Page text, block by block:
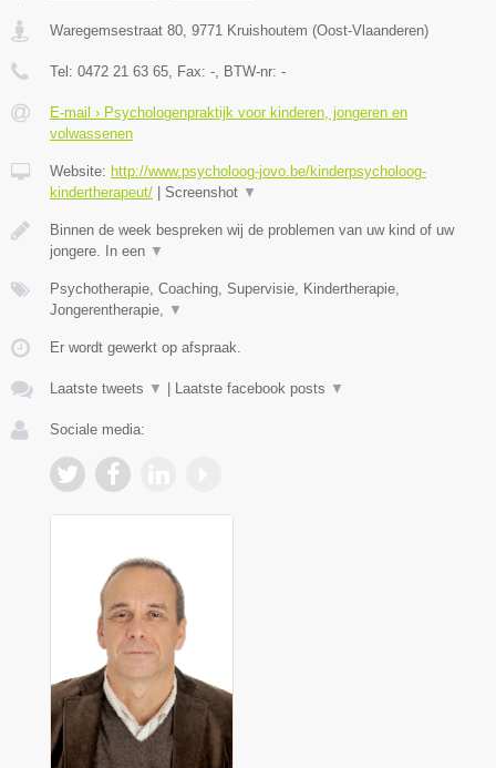
Waregemsestraat 80, 9771 Kruishoutem (Oost-Vlaanderen)
Tel: 0472 21 63 65, Fax: -, BTW-nr: -
E-mail › Psychologenpraktijk voor kinderen, jongeren en
volwassenen
Website: http://www.psycholoog-jovo.be/kinderpsycholoog-
kindertherapeut/
Screenshot ▼
Binnen de week bespreken wij de problemen van uw kind of uw
jongere. In een ▼
Psychotherapie, Coaching, Supervisie, Kindertherapie,
Jongerentherapie, ▼
Er wordt gewerkt op afspraak.
Laatste tweets ▼ Laatste facebook posts ▼
Sociale media: